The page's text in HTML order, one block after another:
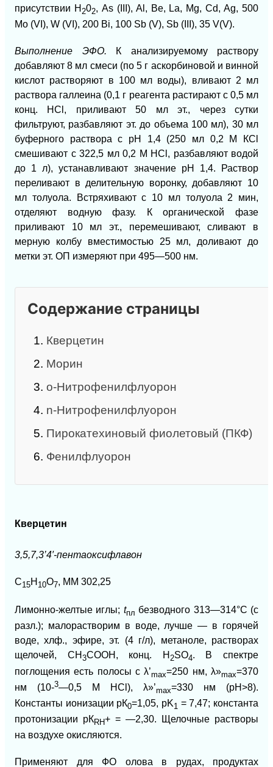
присутствии Н 202, As (III), Al, Be, La, Mg, Cd, Ag, 500
Mo (VI), W (VI), 200 Bi, 100 Sb (V), Sb (III), 35 V(V).
Выполнение ЭФО.
К анализируемому раствору
добавляют 8 мл смеси (по 5 г аскорбиновой и винной
кислот растворяют в 100 мл воды), вливают 2 мл
раствора галлеина (0,1 г реагента растирают с 0,5 мл
конц. НСl, приливают 50 мл эт., через сутки
фильтруют, разбавляют эт. до объема 100 мл), 30 мл
буферного раствора с рН 1,4 (250 мл 0,2 М КСl
смешивают с 322,5 мл 0,2 М НСl, разбавляют водой
до 1 л), устанавливают значение рН 1,4. Раствор
переливают в делительную воронку, добавляют 10
мл толуола. Встряхивают с 10 мл толуола 2 мин,
отделяют водную фазу. К органической фазе
приливают 10 мл эт., перемешивают, сливают в
мерную колбу вместимостью 25 мл, доливают до
метки эт. ОП измеряют при 495—500 нм.
Содержание страницы
1. Кверцетин
2. Морин
3. о-Нитрофенилфлуорон
4. n-Нитрофенилфлуорон
5. Пирокатехиновый фиолетовый (ПКФ)
6. Фенилфлуорон
Кверцетин
3,5,7,3’4′-пентаоксифлавон
С15Н 10O7, ММ 302,25
Лимонно-желтые иглы; tпл безводного 313—314°С (с
разл.); малорастворим в воде, лучше — в горячей
воде, хлф., эфире, эт. (4 г/л), метаноле, растворах
щелочей, СН 3СООН, конц. H 2SO4. В спектре
поглощения есть полосы сλ’mах=250 нм,λ»mах=370
нм (10-3—0,5 М НСl), λ»’mах=330 нм (рН>8).
Константы ионизации рК0=1,05, pK1 = 7,47; константа
протонизации рКRH+ = —2,30. Щелочные растворы
на воздухе окисляются.
Применяют для ФО олова в рудах, продуктах